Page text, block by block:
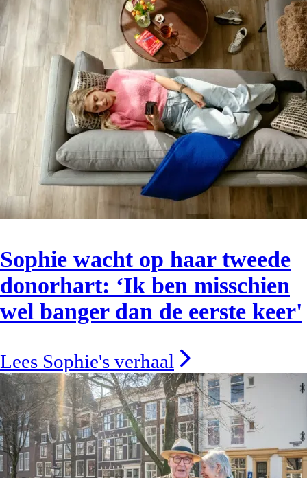
Sophie wacht op haar tweede
donorhart: ‘Ik ben misschien
wel banger dan de eerste keer'
Lees Sophie's verhaal